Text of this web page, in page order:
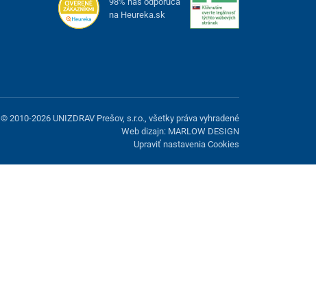
na Heureka.sk
© 2010-2026 UNIZDRAV Prešov, s.r.o., všetky práva vyhradené
Web dizajn: MARLOW DESIGN
Upraviť nastavenia Cookies